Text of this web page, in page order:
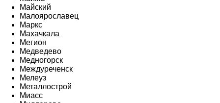
Майский
Малоярославец
Маркс
Махачкала
Мегион
Медведево
Медногорск
Междуреченск
Мелеуз
Металлострой
Миасс